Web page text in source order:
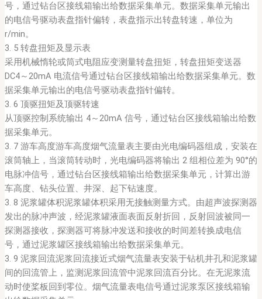
号，通过钻台区接线箱输出给数据采集单元。数据采集单元输出
的电信号驱动表盘指针偏转，表盘指示出转盘转速，单位为
r/min。
3. 5 转盘扭矩及显示表
采用机械惰轮或筒式电阻应变测量转盘扭矩，转盘扭矩变送器
DC4～20mA 电流信号通过钻台区接线箱输出给数据采集单元。数
据采集单元输出的电信号驱动表盘指针偏转。
3. 6 顶驱扭矩及顶驱转速
从顶驱控制系统输出 4～20mA 信号，通过钻台区接线箱输出给数
据采集单元。
3. 7 游车高度游车高度烟气流量表主要由光电编码器组成，安装在
滚筒轴上，当滚筒转动时，光电编码器将输出 2 组相位差为 90°的
电脉冲信号，通过钻台区接线箱输出给数据采集单元，计算出游
车高度、钻头位置、井深、起下钻速度。
3. 8 泥浆罐体积泥浆罐体积采用无接触测量方式。由超声波探测器
发出的脉冲声波，经泥浆罐液面表面反射折回，反射回波被同一
探测器接收，探测器可将脉冲发送和接收的时间差转换成电信
号，通过泥浆罐区接线箱输出给数据采集单元。
3. 9 泥浆回流泥浆回流接近式烟气流量表安装于钻机井孔和泥浆罐
间的回流管上，监测泥浆回流管中泥浆回流百分比。在无泥浆流
动时使桨板回到零位。烟气流量表电信号通过泥浆泵区接线箱输